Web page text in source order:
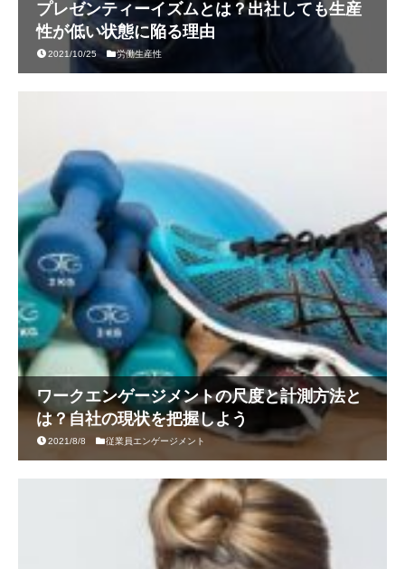
プレゼンティーイズムとは？出社しても生産
性が低い状態に陥る理由
2021/10/25 労働生産性
ワークエンゲージメントの尺度と計測方法と
は？自社の現状を把握しよう
2021/8/8 従業員エンゲージメント